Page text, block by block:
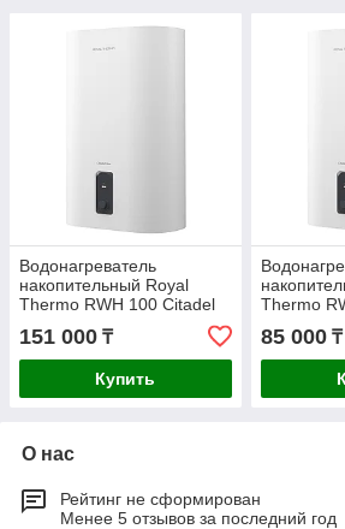
Водонагреватель
накопительный Royal
Thermo RWH 100 Citadel
151 000 ₸
Купить
Thermo
85 000₸
О нас
Рейтинг не сформирован
Менее 5 отзывов за последний год